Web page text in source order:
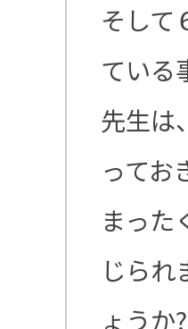
そして
ている
先生は
ってお
まった
じら
ょうか